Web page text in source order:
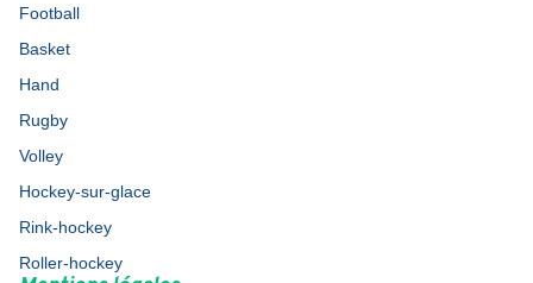
Football
Basket
Hand
Rugby
Volley
Hockey-sur-glace
Rink-hockey
Roller-hockey